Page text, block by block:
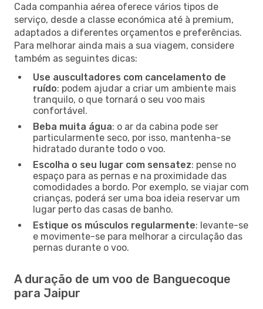
Cada companhia aérea oferece vários tipos de
serviço, desde a classe económica até à premium,
adaptados a diferentes orçamentos e preferências.
Para melhorar ainda mais a sua viagem, considere
também as seguintes dicas:
Use auscultadores com cancelamento de
ruído: podem ajudar a criar um ambiente mais
tranquilo, o que tornará o seu voo mais
confortável.
Beba muita água: o ar da cabina pode ser
particularmente seco, por isso, mantenha-se
hidratado durante todo o voo.
Escolha o seu lugar com sensatez: pense no
espaço para as pernas e na proximidade das
comodidades a bordo. Por exemplo, se viajar com
crianças, poderá ser uma boa ideia reservar um
lugar perto das casas de banho.
Estique os músculos regularmente: levante-se
e movimente-se para melhorar a circulação das
pernas durante o voo.
A duração de um voo de Banguecoque
para Jaipur